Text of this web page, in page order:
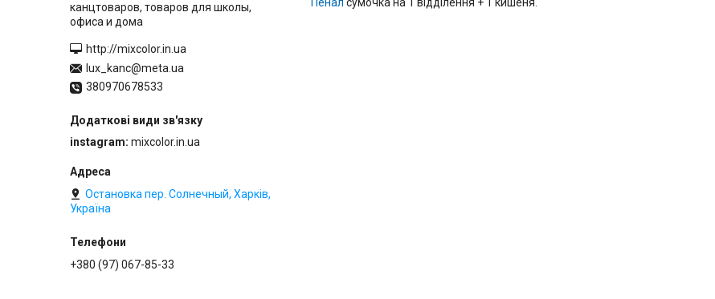
канцтоваров, товаров для школы,
офиса и дома
http://mixcolor.in.ua
lux_kanc@meta.ua
380970678533
instagram mixcolor.in.ua
Остановка пер. Солнечный, Харків,
Україна
+380 (97) 067-85-33